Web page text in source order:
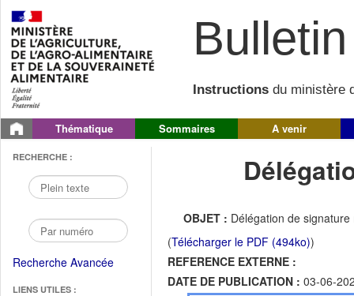
Instructions du ministère
Thématique Sommaires A venir
RECHERCHE :
Recherche Avancée
LIENS UTILES :
OBJET : Délégation de
(Télécharger le PDF (494ko))
REFERENCE EXTERNE :
DATE DE PUBLICATION : 03-06-